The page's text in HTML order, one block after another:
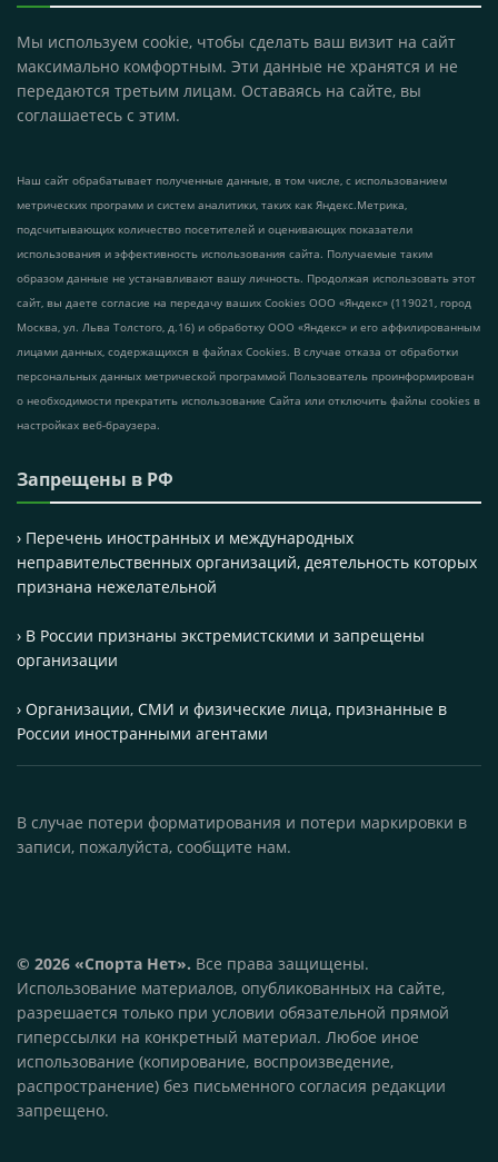
Мы используем cookie, чтобы сделать ваш визит на сайт
максимально комфортным. Эти данные не хранятся и не
передаются третьим лицам. Оставаясь на сайте, вы
соглашаетесь с этим.
Наш сайт обрабатывает полученные данные, в том числе, с использованием
метрических программ и систем аналитики, таких как Яндекс.Метрика,
подсчитывающих количество посетителей и оценивающих показатели
использования и эффективность использования сайта. Получаемые таким
образом данные не устанавливают вашу личность. Продолжая использовать этот
сайт, вы даете согласие на передачу ваших Cookies ООО «Яндекс» (119021, город
Москва, ул. Льва Толстого, д.16) и обработку ООО «Яндекс» и его аффилированным
лицами данных, содержащихся в файлах Cookies. В случае отказа от обработки
персональных данных метрической программой Пользователь проинформирован
о необходимости прекратить использование Сайта или отключить файлы cookies в
настройках веб-браузера.
Запрещены в РФ
› Перечень иностранных и международных
неправительственных организаций, деятельность которых
признана нежелательной
› В России признаны экстремистскими и запрещены
организации
› Организации, СМИ и физические лица, признанные в
России иностранными агентами
В случае потери форматирования и потери маркировки в
записи, пожалуйста, сообщите нам.
© 2026 «Спорта Нет». Все права защищены.
Использование материалов, опубликованных на сайте,
разрешается только при условии обязательной прямой
гиперссылки на конкретный материал. Любое иное
использование (копирование, воспроизведение,
распространение) без письменного согласия редакции
запрещено.